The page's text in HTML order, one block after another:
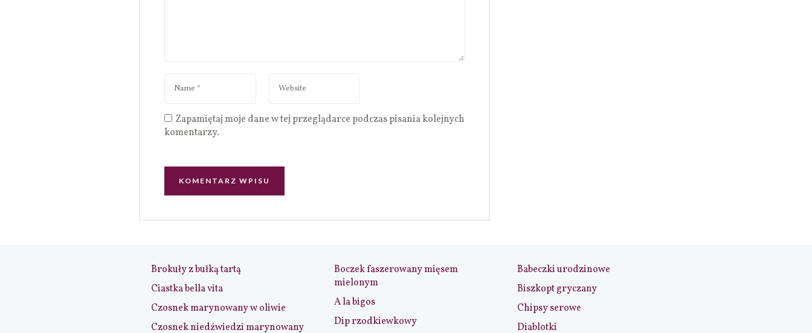
Zapamiętaj moje dane w tej przeglądarce podczas pisania kolejnych
komentarzy.
Brokuły z bułką tartą
Ciastka bella vita
Czosnek marynowany w oliwie
Czosnek niedźwiedzi marynowany
Boczek faszerowany mięsem
mielonym
A la bigos
Dip rzodkiewkowy
Babeczki urodzinowe
Biszkopt gryczany
Chipsy serowe
Diablotki